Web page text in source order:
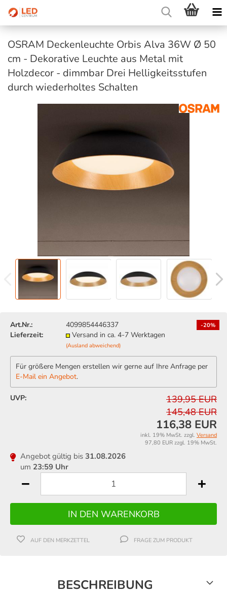
OSRAM Deckenleuchte Orbis Alva 36W Ø 50
cm - Dekorative Leuchte aus Metal mit
Holzdecor - dimmbar Drei Helligkeitsstufen
durch wiederholtes Schalten
-20%
Art.Nr.:
4099854446337
Lieferzeit:
Versand in ca. 4-7 Werktagen
(Ausland abweichend)
Für größere Mengen erstellen wir gerne auf Ihre Anfrage per
E-Mail ein Angebot.
UVP:
139,95 EUR
145,48 EUR
116,38 EUR
inkl. 19% MwSt. zzgl. Versand
Angebot gültig bis 31.08.2026
um 23:59 Uhr
97,80 EUR zzgl. 19% MwSt.
AUF DEN MERKZETTEL FRAGE ZUM PRODUKT
BESCHREIBUNG